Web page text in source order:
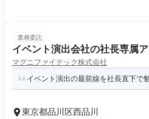
業務委託
イベント演出会社の社長専属
マグニファイテック株式会社
イベント演出の最前線を社長直下で
東京都品川区西品川